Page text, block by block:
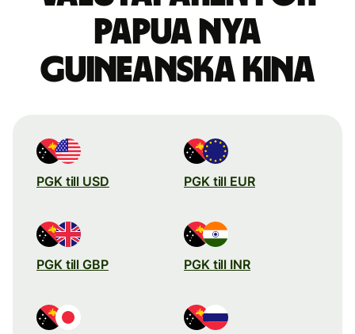
Papua Nya
Guineanska kina
PGK till USD PGK till EUR
PGK till GBP PGK till INR